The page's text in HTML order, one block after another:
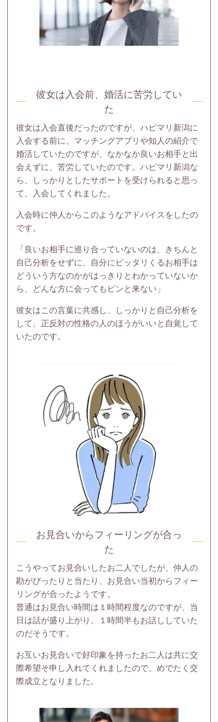
彼女は入会前、婚活に苦労してい
た
彼女は入会直後だったのですが、ハピマリ新潟に
入会する前に、マッチングアプリや知人の紹介で
婚活していたのですが、なかなか良いお相手と出
会えずに、苦労していたのです。ハピマリ新潟な
ら、しっかりとしたサポートを受けられると思っ
て、入会してくれました。
入会時に仲人からこのようなアドバイスをしたの
です。
「良いお相手に巡り合っていないのは、きちんと
自己分析をせずに、自分にピッタリくるお相手は
どういう方なのかがはっきりとわかっていないか
ら、どんな方に会ってもピンと来ない」
彼女はこの言葉に共感し、しっかりと自己分析を
して、正反対の性格の人のほうがいいと自覚して
いたのです。
お見合いからフィーリングが合っ
た
こうやってお見合いしたお二人でしたが、仲人の
勘がぴったりと当たり、お見合い当初からフィー
リングが合ったようです。
普通はお見合い時間は１時間程度なのですが、当
日は話が盛り上がり、１時間半もお話ししていた
のだそうです。
お互いお見合いで好印象を持ったお二人は共に交
際希望そ申し入れてくれましたので、めでたく交
際成立となりました。